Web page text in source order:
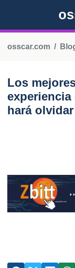
osscar.com
Los
experiencia
hará